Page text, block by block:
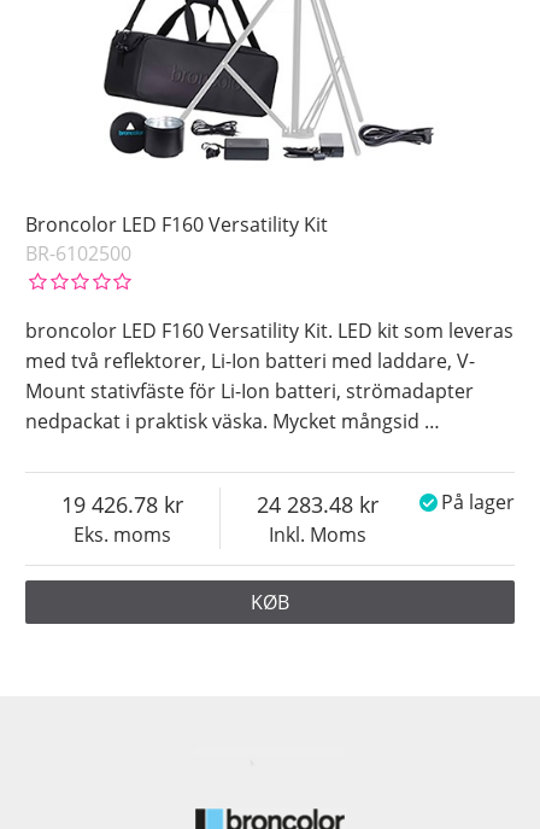
Broncolor LED F160 Versatility Kit
BR-6102500
broncolor LED F160 Versatility Kit. LED kit som leveras
med två reflektorer, Li-Ion batteri med laddare, V-
Mount stativfäste för Li-Ion batteri, strömadapter
nedpackat i praktisk väska. Mycket mångsid …
Eks. moms
19 426.78
Inkl. Moms
24 283.48 På lager
KØB